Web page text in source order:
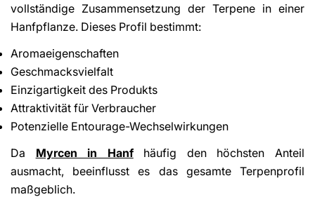
vollständige Zusammensetzung der Terpene in einer
Hanfpflanze. Dieses Profil bestimmt:
Aromaeigenschaften
Geschmacksvielfalt
Einzigartigkeit des Produkts
Attraktivität für Verbraucher
Potenzielle Entourage-Wechselwirkungen
Da Myrcen in Hanfhäufig den höchsten Anteil
ausmacht, beeinflusst es das gesamte Terpenprofil
maßgeblich.